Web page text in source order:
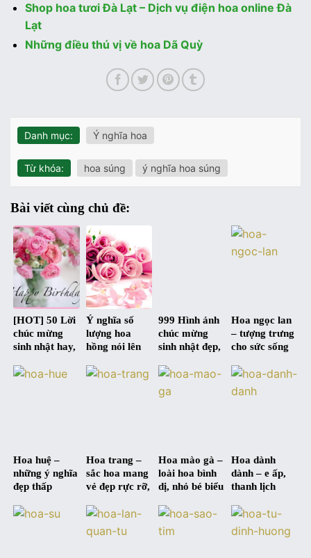
Shop hoa tươi Đà Lạt – Dịch vụ điện hoa online Đà
Lạt
Những điều thú vị về hoa Dã Quỳ
Danh mục: Ý nghĩa hoa
Từ khóa: hoa súng ý nghĩa hoa súng
Bài viết cùng chủ đề:
[HOT] 50 Lời
chúc mừng
sinh nhật hay,
Happy
Ý nghĩa số
lượng hoa
hồng nói lên
999 Hình ảnh
chúc mừng
sinh nhật đẹp,
và siêu bựa :D
Hoa ngọc lan
– tượng trưng
cho sức sống
tấm lòng cao
đẹp
Hoa huệ –
những ý nghĩa
đẹp thấp
từng màu hoa
Hoa trang –
sắc hoa mang
vẻ đẹp rực rỡ,
nhã và quý
Hoa mào gà –
loài hoa bình
dị, nhỏ bé biểu
lòng cao
thượng
Hoa dành
dành – e ấp,
thanh lịch
mạnh mẽ